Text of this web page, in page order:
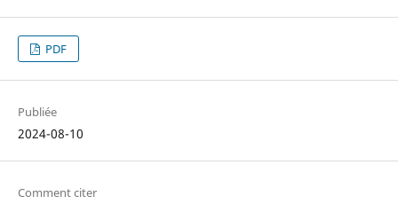
PDF
Publiée
2024-08-10
Comment citer